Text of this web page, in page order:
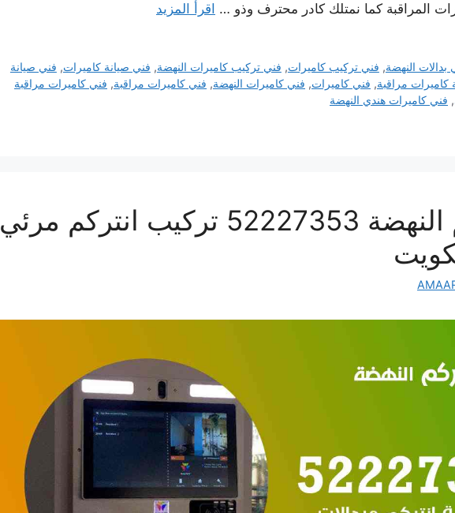
المراقبة كما نمتلك كادر محترف وذو … اقرأ المزيد
بدالات النهضة, فني تركيب كاميرات, فني تركيب كاميرات النهضة, فني صيانة كاميرات, فني صيانة
كاميرات مراقبة, فني كاميرات, فني كاميرات النهضة, فني كاميرات مراقبة, فني كاميرات مراقبة
, فني كاميرات هندي النهضة
فني انتركم النهضة 52227353 تركيب انتركم مرئي